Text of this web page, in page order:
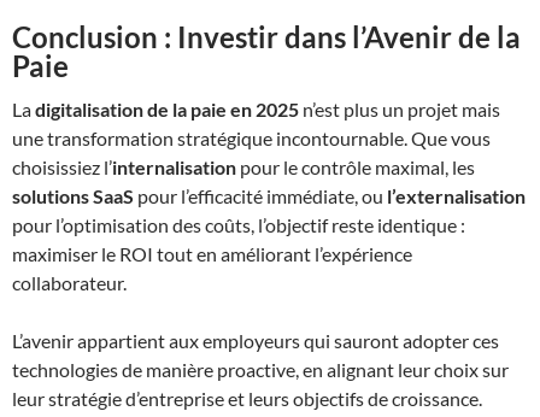
Conclusion : Investir dans l’Avenir de la
Paie
Ladigitalisation de la paie en 2025 n’est plus un projet mais
une transformation stratégique incontournable. Que vous
choisissiez l’internalisation pour le contrôle maximal, les
solutions SaaS pour l’efficacité immédiate, ou l’externalisation
pour l’optimisation des coûts, l’objectif reste identique :
maximiser le ROI tout en améliorant l’expérience
collaborateur.
L’avenir appartient aux employeurs qui sauront adopter ces
technologies de manière proactive, en alignant leur choix sur
leur stratégie d’entreprise et leurs objectifs de croissance.